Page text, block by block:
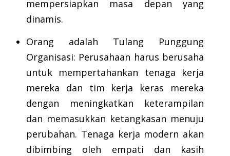
mempersiapkan masa depan yang
dinamis.
Orang adalah Tulang Punggung
Organisasi: Perusahaan harus berusaha
untuk mempertahankan tenaga kerja
mereka dan tim kerja keras mereka
dengan meningkatkan keterampilan
dan memasukkan ketangkasan menuju
perubahan. Tenaga kerja modern akan
dibimbing oleh empati dan kasih